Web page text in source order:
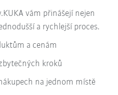
vám přinášejí nejen
a rychlejší proces.
a cenám
kroků
na jednom místě